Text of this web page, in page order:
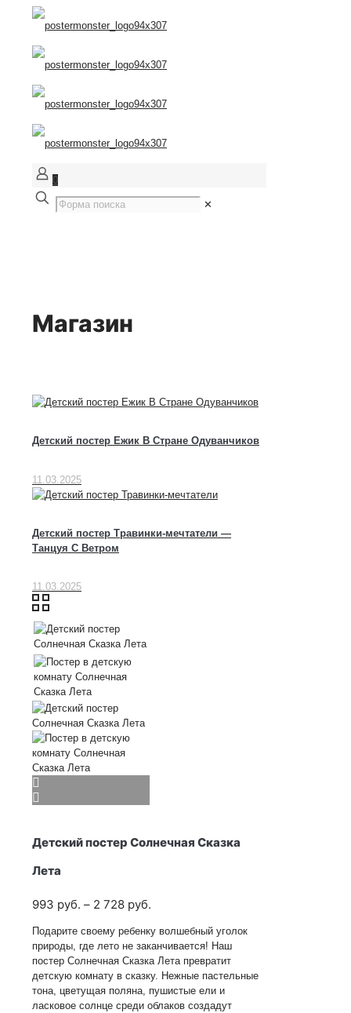
0
✕
Магазин
Детский постер Ежик В Стране Одуванчиков
11.03.2025
Детский постер Травинки-мечтатели —
Танцуя С Ветром
11.03.2025
Детский постер Солнечная Сказка
Лета
993 руб. – 2 728 руб.
993
руб.
–
2 728
руб.
Подарите своему ребенку волшебный уголок
природы, где лето не заканчивается! Наш
постер Солнечная Сказка Лета превратит
детскую комнату в сказку. Нежные пастельные
тона, цветущая поляна, пушистые ели и
ласковое солнце среди облаков создадут